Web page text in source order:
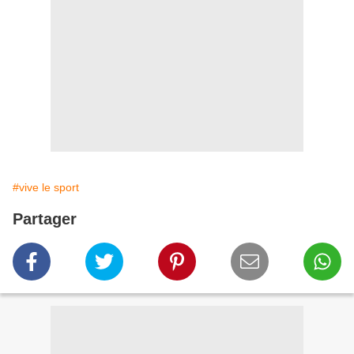
#vive le sport
Partager